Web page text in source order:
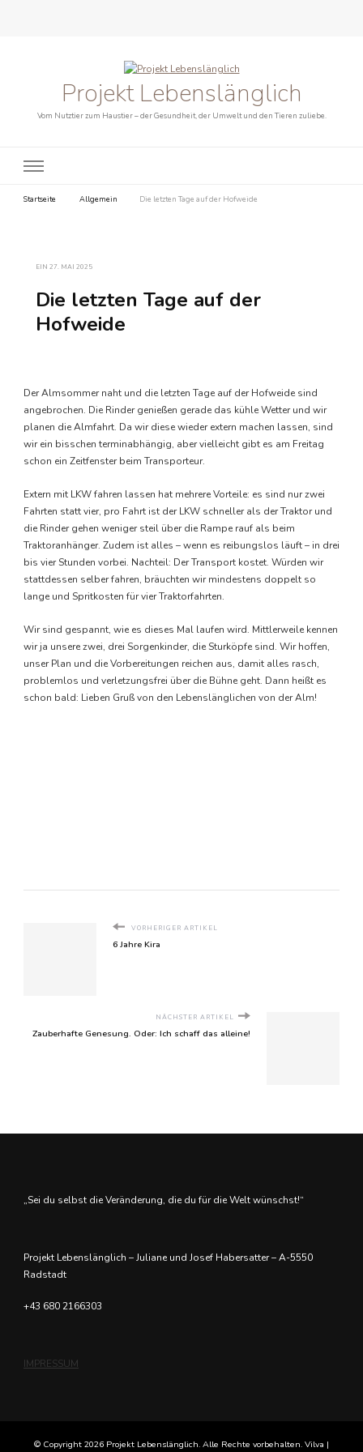
Projekt Lebenslänglich
Vom Nutztier zum Haustier – der Gesundheit, der Umwelt und den Tieren zuliebe.
Startseite Allgemein Die letzten Tage auf der Hofweide
EIN 27. MAI 2025
Die letzten Tage auf der
Hofweide
Der Almsommer naht und die letzten Tage auf der Hofweide sind
angebrochen. Die Rinder genießen gerade das kühle Wetter und wir
planen die Almfahrt. Da wir diese wieder extern machen lassen, sind
wir ein bisschen terminabhängig, aber vielleicht gibt es am Freitag
schon ein Zeitfenster beim Transporteur.
Extern mit LKW fahren lassen hat mehrere Vorteile: es sind nur zwei
Fahrten statt vier, pro Fahrt ist der LKW schneller als der Traktor und
die Rinder gehen weniger steil über die Rampe rauf als beim
Traktoranhänger. Zudem ist alles – wenn es reibungslos läuft – in drei
bis vier Stunden vorbei. Nachteil: Der Transport kostet. Würden wir
stattdessen selber fahren, bräuchten wir mindestens doppelt so
lange und Spritkosten für vier Traktorfahrten.
Wir sind gespannt, wie es dieses Mal laufen wird. Mittlerweile kennen
wir ja unsere zwei, drei Sorgenkinder, die Sturköpfe sind. Wir hoffen,
unser Plan und die Vorbereitungen reichen aus, damit alles rasch,
problemlos und verletzungsfrei über die Bühne geht. Dann heißt es
schon bald: Lieben Gruß von den Lebenslänglichen von der Alm!
VORHERIGER ARTIKEL
6 Jahre Kira
NÄCHSTER ARTIKEL
Zauberhafte Genesung. Oder: Ich schaff das alleine!
„Sei du selbst die Veränderung, die du für die Welt wünschst!“
Projekt Lebenslänglich – Juliane und Josef Habersatter – A-5550
Radstadt
+43 680 2166303
IMPRESSUM
© Copyright 2026 Projekt Lebenslänglich. Alle Rechte vorbehalten. Vilva |